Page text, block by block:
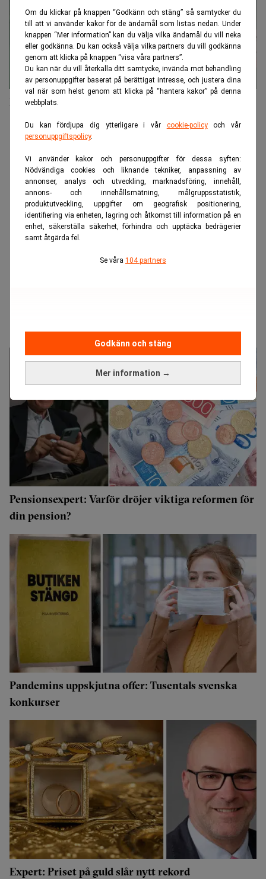
Om du klickar på knappen “Godkänn och stäng” så samtycker du
till att vi använder kakor för de ändamål som listas nedan. Under
knappen “Mer information” kan du välja vilka ändamål du vill neka
eller godkänna. Du kan också välja vilka partners du vill godkänna
genom att klicka på knappen “visa våra partners”.
Du kan när du vill återkalla ditt samtycke, invända mot behandling
av personuppgifter baserat på berättigat intresse, och justera dina
val när som helst genom att klicka på “hantera kakor” på denna
webbplats.
Du kan fördjupa dig ytterligare i vår cookie-policyoch vår
personuppgiftspolicy.
Vi använder kakor och personuppgifter för dessa syften:
Nödvändiga cookies och liknande tekniker, anpassning av
annonser, analys och utveckling, marknadsföring, innehåll,
annons- och innehållsmätning, målgruppsstatistik,
produktutveckling, uppgifter om geografisk positionering,
identifiering via enheten, lagring och åtkomst till information på en
enhet, säkerställa säkerhet, förhindra och upptäcka bedrägerier
samt åtgärda fel.
Se våra 104 partners
Mer information →
Godkänn och stäng
Hushållen tror inte på mer pengar i plånboken
ANNONS
Pensionsexpert: Varför dröjer viktiga reformen för
din pension?
Pandemins uppskjutna offer: Tusentals svenska
konkurser
Expert: Priset på guld slår nytt rekord